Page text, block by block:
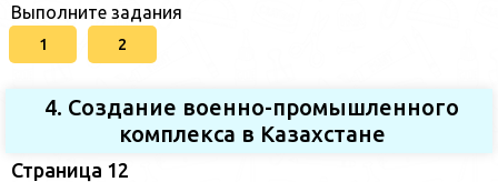
Выполните задания
1 2
4. Создание военно-промышленного
комплекса в Казахстане
Страница 12